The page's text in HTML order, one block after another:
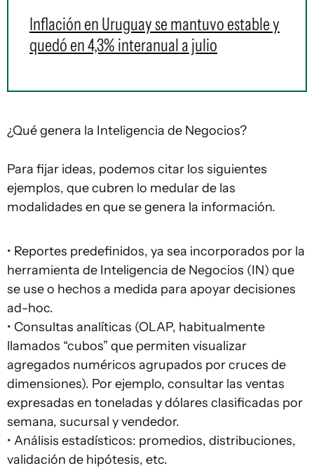
Inflación en Uruguay se mantuvo estable y
quedó en 4,3% interanual a julio
¿Qué genera la Inteligencia de Negocios?
Para fijar ideas, podemos citar los siguientes
ejemplos, que cubren lo medular de las
modalidades en que se genera la información.
• Reportes predefinidos, ya sea incorporados por la
herramienta de Inteligencia de Negocios (IN) que
se use o hechos a medida para apoyar decisiones
ad-hoc.
• Consultas analíticas (OLAP, habitualmente
llamados “cubos” que permiten visualizar
agregados numéricos agrupados por cruces de
dimensiones). Por ejemplo, consultar las ventas
expresadas en toneladas y dólares clasificadas por
semana, sucursal y vendedor.
• Análisis estadísticos: promedios, distribuciones,
validación de hipótesis, etc.